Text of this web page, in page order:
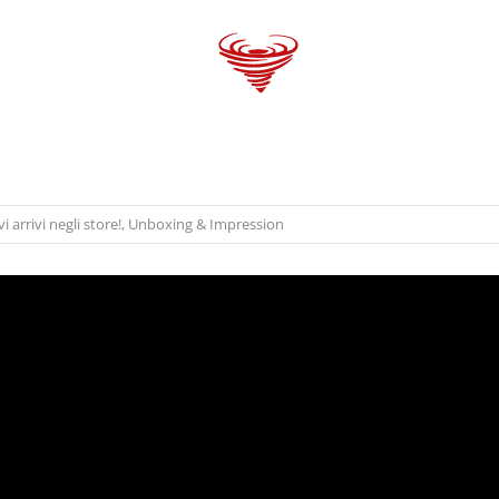
arrivi negli store!, Unboxing & Impression